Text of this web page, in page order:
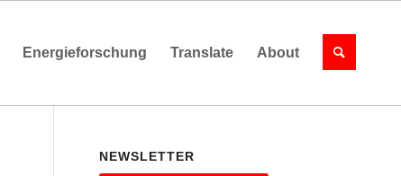
Energieforschung Translate About
NEWSLETTER